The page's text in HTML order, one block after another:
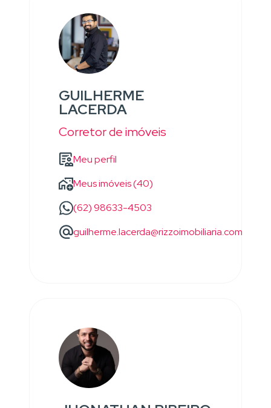
GUILHERME
LACERDA
Corretor de imóveis
Meu perfil
Meus imóveis (40)
(62) 98633-4503
guilherme.lacerda@rizzoimobiliaria.com